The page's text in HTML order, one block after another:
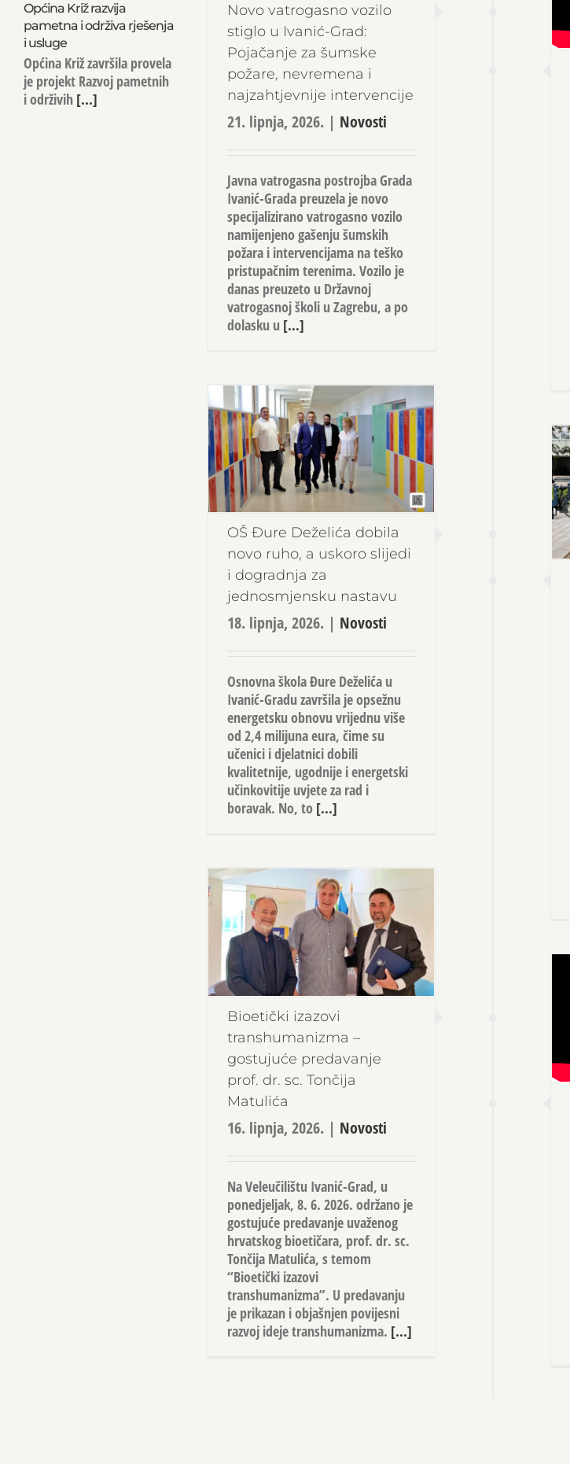
Novo vatrogasno vozilo
stiglo u Ivanić-Grad:
Pojačanje za šumske
požare, nevremena i
najzahtjevnije intervencije
21. lipnja, 2026. | Novosti
Javna vatrogasna postrojba Grada
Ivanić-Grada preuzela je novo
specijalizirano vatrogasno vozilo
namijenjeno gašenju šumskih
požara i intervencijama na teško
pristupačnim terenima. Vozilo je
danas preuzeto u Državnoj
vatrogasnoj školi u Zagrebu, a po
dolasku u [...]
OŠ Đure Deželića dobila
novo ruho, a uskoro slijedi
i dogradnja za
jednosmjensku nastavu
18. lipnja, 2026. | Novosti
Osnovna škola Đure Deželića u
Ivanić-Gradu završila je opsežnu
energetsku obnovu vrijednu više
od 2,4 milijuna eura, čime su
učenici i djelatnici dobili
kvalitetnije, ugodnije i energetski
učinkovitije uvjete za rad i
boravak. No, to[...]
Bioetički izazovi
transhumanizma –
gostujuće predavanje
prof. dr. sc. Tončija
Matulića
16. lipnja, 2026. | Novosti
Na Veleučilištu Ivanić-Grad, u
ponedjeljak, 8. 6. 2026. održano je
gostujuće predavanje uvaženog
hrvatskog bioetičara, prof. dr. sc.
Tončija Matulića, s temom
“Bioetički izazovi
transhumanizma”. U predavanju
je prikazan i objašnjen povijesni
razvoj ideje transhumanizma. [...]
Općina Križ razvija
pametna i održiva rješenja
i usluge
Općina Križ završila provela
je projekt Razvoj pametnih
i održivih[...]